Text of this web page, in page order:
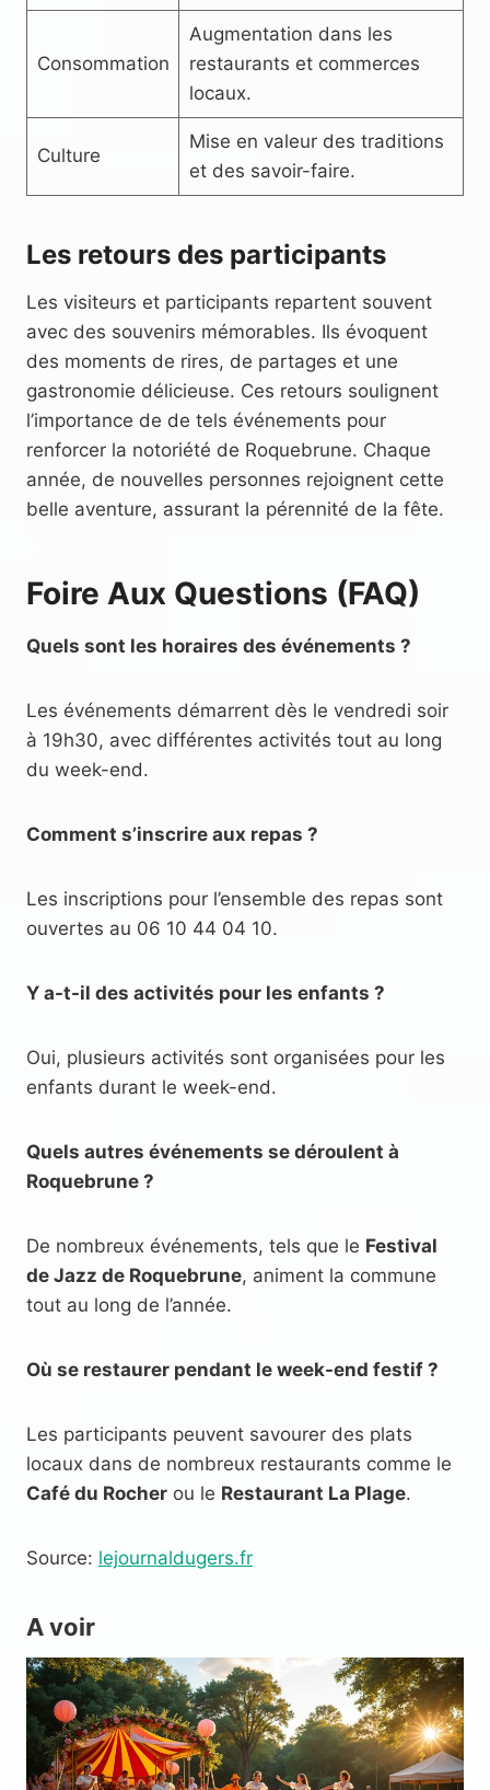
Consommation
Augmentation dans les
restaurants et commerces
locaux.
Culture
Mise en valeur des traditions
et des savoir-faire.
Les retours des participants
Les visiteurs et participants repartent souvent
avec des souvenirs mémorables. Ils évoquent
des moments de rires, de partages et une
gastronomie délicieuse. Ces retours soulignent
l’importance de de tels événements pour
renforcer la notoriété de Roquebrune. Chaque
année, de nouvelles personnes rejoignent cette
belle aventure, assurant la pérennité de la fête.
Foire Aux Questions (FAQ)
Quels sont les horaires des événements ?
Les événements démarrent dès le vendredi soir
à 19h30, avec différentes activités tout au long
du week-end.
Comment s’inscrire aux repas ?
Les inscriptions pour l’ensemble des repas sont
ouvertes au 06 10 44 04 10.
Y a-t-il des activités pour les enfants ?
Oui, plusieurs activités sont organisées pour les
enfants durant le week-end.
Quels autres événements se déroulent à
Roquebrune ?
De nombreux événements, tels que le Festival
de Jazz de Roquebrune, animent la commune
tout au long de l’année.
Où se restaurer pendant le week-end festif ?
Les participants peuvent savourer des plats
locaux dans de nombreux restaurants comme le
Café du Rocher ou le Restaurant La Plage.
Source: lejournaldugers.fr
A voir